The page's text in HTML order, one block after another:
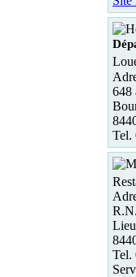
648
Tel.
Tel.